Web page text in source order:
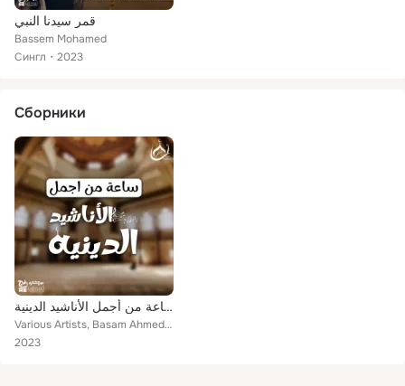
قمر سيدنا النبي
Bassem Mohamed
Сингл
2023
Сборники
ساعة من أجمل الأناشيد الدينية
Various Artists, Basam Ahmed, Bassem Mohamed, Mohamed abozaid, Ahmed Sabbah, Khaled Hemida, Ana Muslim Band
2023